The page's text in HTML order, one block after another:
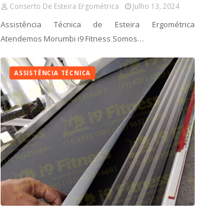
Conserto De Esteira Ergométrica Julho 13, 2024
Assistência Técnica de Esteira Ergométrica
Atendemos Morumbi i9 Fitness Somos…
ASSISTÊNCIA TÉCNICA